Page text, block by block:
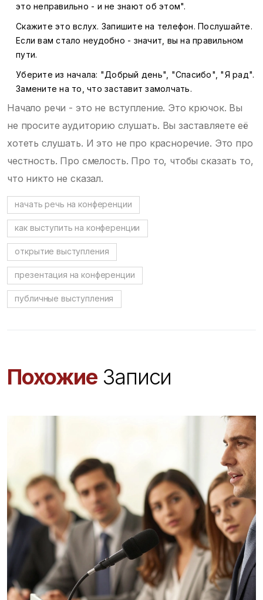
это неправильно - и не знают об этом".
Скажите это вслух. Запишите на телефон. Послушайте.
Если вам стало неудобно - значит, вы на правильном
пути.
Уберите из начала: "Добрый день", "Спасибо", "Я рад".
Замените на то, что заставит замолчать.
Начало речи - это не вступление. Это крючок. Вы
не просите аудиторию слушать. Вы заставляете её
хотеть слушать. И это не про красноречие. Это про
честность. Про смелость. Про то, чтобы сказать то,
что никто не сказал.
начать речь на конференции
как выступить на конференции
открытие выступления
презентация на конференции
публичные выступления
ПохожиеЗаписи